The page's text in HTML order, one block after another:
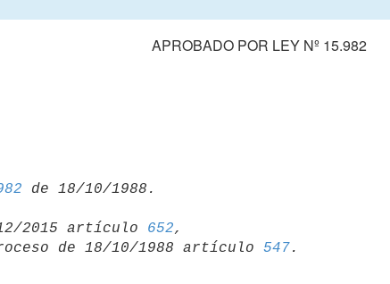
APROBADO POR LEY Nº 15.982
2015 artículo 652,
Proceso de 18/10/1988 artículo
547